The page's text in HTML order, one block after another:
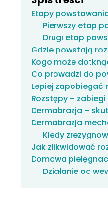
Etapy
Pierwszy etap
Drugi etap
Gdzie powstają
Kogo może
Co prowadzi do
Lepiej zapobiegać
Rozstępy –
Dermabrazja –
Dermabrazja
Kiedy
Jak zlikwidować
Domowa
Działanie od